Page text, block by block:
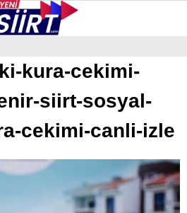
YAZARLAR
kura-cekimi-
siirt-sosyal-
cekimi-canli-izle